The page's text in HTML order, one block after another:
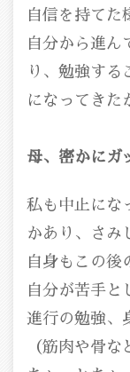
自信を持てた
自分から進ん
り、勉強する
になってきた
母、密かにガ
私も中止にな
かあり、さみ
自身もこの後
自分が苦手と
進行の勉強、
（筋肉や骨な